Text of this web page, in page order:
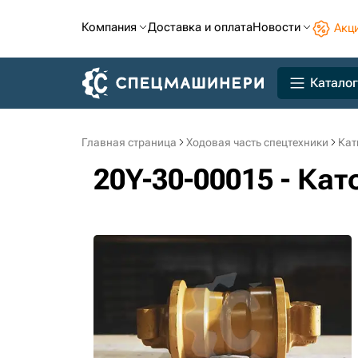
Компания Доставка и оплатаНовости
Каталог
Главная страница Ходовая часть спецтехники
20Y-30-00015 -